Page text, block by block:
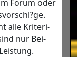
Forum oder
alle Kri­te­ri­
nur Bei­